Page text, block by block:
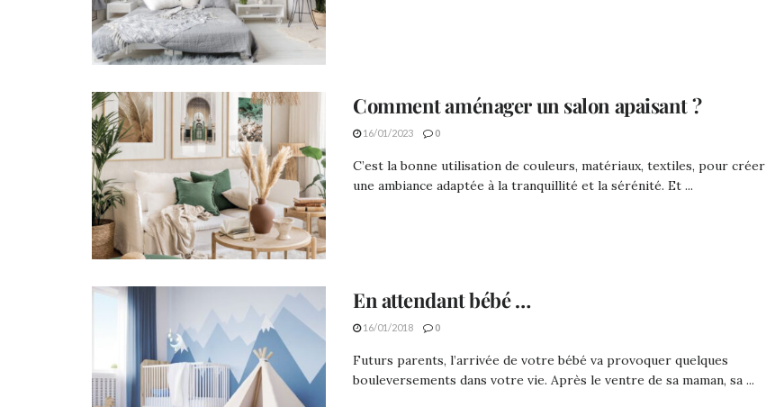
Comment aménager un salon apaisant ?
16/01/2023 0
C’est la bonne utilisation de couleurs, matériaux, textiles, pour créer
une ambiance adaptée à la tranquillité et la sérénité. Et ...
En attendant bébé …
16/01/2018 0
Futurs parents, l’arrivée de votre bébé va provoquer quelques
bouleversements dans votre vie. Après le ventre de sa maman, sa ...